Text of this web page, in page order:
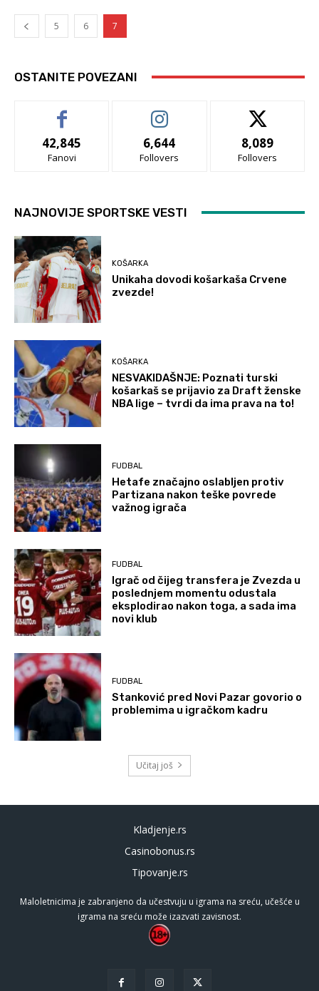
5 6 7
OSTANITE POVEZANI
42,845
Fanovi
6,644
Follovers
8,089
Follovers
NAJNOVIJE SPORTSKE VESTI
KOŠARKA
Unikaha dovodi košarkaša Crvene
zvezde!
KOŠARKA
NESVAKIDAŠNJE: Poznati turski
košarkaš se prijavio za Draft ženske
NBA lige – tvrdi da ima prava na to!
FUDBAL
Hetafe značajno oslabljen protiv
Partizana nakon teške povrede
važnog igrača
FUDBAL
Igrač od čijeg transfera je Zvezda u
poslednjem momentu odustala
eksplodirao nakon toga, a sada ima
novi klub
FUDBAL
Stanković pred Novi Pazar govorio o
problemima u igračkom kadru
Učitaj još
Kladjenje.rs
Casinobonus.rs
Tipovanje.rs
Maloletnicima je zabranjeno da učestvuju u igrama na sreću, učešće u
igrama na sreću može izazvati zavisnost.